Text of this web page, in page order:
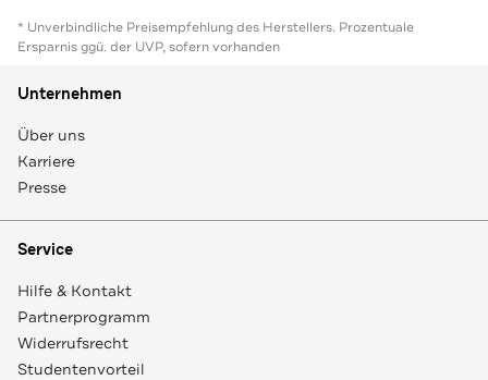
* Unverbindliche Preisempfehlung des Herstellers. Prozentuale
Ersparnis ggü. der UVP, sofern vorhanden
Unternehmen
Über uns
Karriere
Presse
Service
Hilfe & Kontakt
Partnerprogramm
Widerrufsrecht
Studentenvorteil